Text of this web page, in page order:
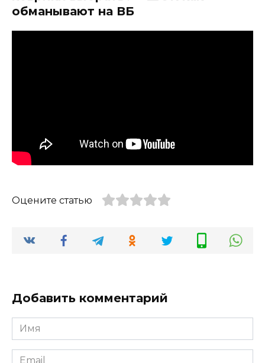
обманывают на ВБ
Оцените статью
Добавить комментарий
Имя
*
Email